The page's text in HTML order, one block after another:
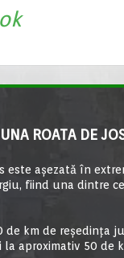
ROATA DE
este aşezată în
fiind una dintre
de km de reşedinţa
la aproximativ 50 de